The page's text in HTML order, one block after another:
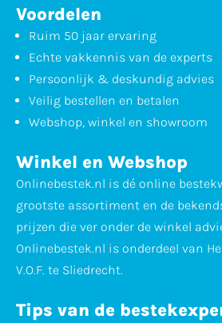
Voordelen
Ruim 50 jaar ervaring
Echte vakkennis van de experts
Persoonlijk & deskundig advies
Veilig bestellen en betalen
Webshop, winkel en showroom
Winkel en Webshop
Onlinebestek.nl is dé online
grootste assortiment en de
prijzen die ver onder de winkel
Onlinebestek.nl is onderdeel van
V.O.F. te Sliedrecht.
Tips van de